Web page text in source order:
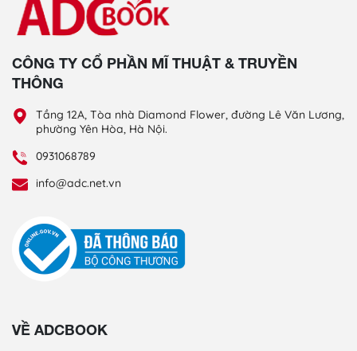
CÔNG TY CỔ PHẦN MĨ THUẬT & TRUYỀN
THÔNG
Tầng 12A, Tòa nhà Diamond Flower, đường Lê Văn Lương,
phường Yên Hòa, Hà Nội.
0931068789
info@adc.net.vn
VỀ ADCBOOK